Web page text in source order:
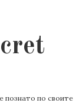
познато по своите